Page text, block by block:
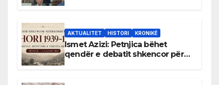
AKTUALITET HISTORI KRONIKË
Ismet Azizi: Petnjica bëhet
qendër e debatit shkencor për